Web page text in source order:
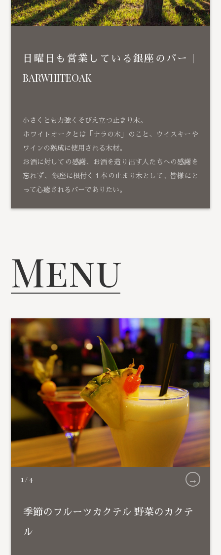
日曜日も営業している銀座のバー｜
BARWHITEOAK
小さくとも力強くそびえ立つ止まり木。
ホワイトオークとは「ナラの木」のこと、ウイスキーや
ワインの熟成に使用される木材。
お酒に対しての感謝、お酒を造り出す人たちへの感謝を
忘れず、 銀座に根付く１本の止まり木として、皆様にと
って心癒されるバーでありたい。
Menu
1 /4 →
季節のフルーツカクテル 野菜のカクテ
ル